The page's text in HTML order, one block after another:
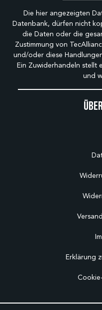
Erklärung
Die hier angezeigten
Datenbank, dürfen nicht
die Daten oder die
Zustimmung von
und/oder diese
Ein Zuwiderhandeln stellt
und